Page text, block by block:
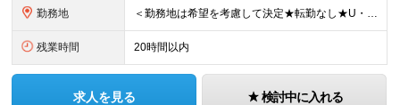
勤務地 ＜勤務地は希望を考慮して決定★転勤なし★U・Ⅰターン歓迎＞ ※希望を考慮し、全国各エリアのいずれかの支店へ配属 【関東】 宇都宮支店／大宮支店／千葉支店 新宿支店／横浜支店／大和支店 【東海】 名
残業時間 20時間以内
求人を見る 検討中に入れる